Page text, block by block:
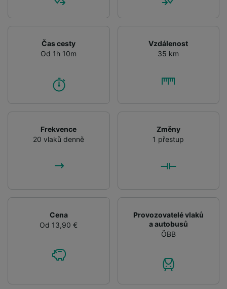
Čas cesty
Od 1h 10m
Vzdálenost
35 km
Frekvence
20 vlaků denně
Změny
1 přestup
Cena
Od 13,90 €
Provozovatelé vlaků
a autobusů
ÖBB